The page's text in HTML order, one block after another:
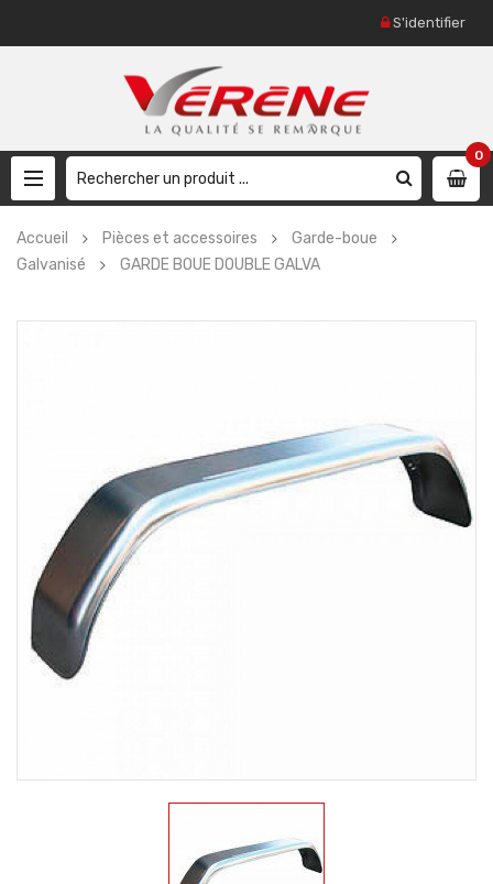
S'identifier
0
Accueil Pièces et accessoires
Garde-boue
Galvanisé
GARDE BOUE DOUBLE GALVA